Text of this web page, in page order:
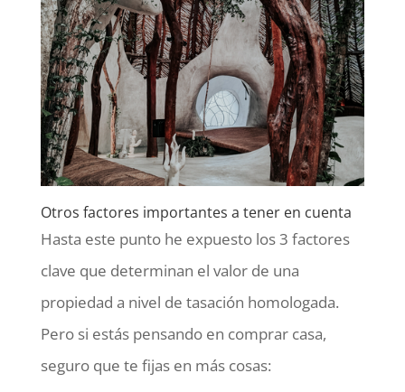
Otros factores importantes a tener en cuenta
Hasta este punto he expuesto los 3 factores
clave que determinan el valor de una
propiedad a nivel de tasación homologada.
Pero si estás pensando en comprar casa,
seguro que te fijas en más cosas: